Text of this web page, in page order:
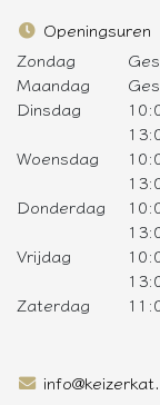
Openingsuren
Zondag
Maandag
Dinsdag
Woensdag
Donderdag
Vrijdag
Zaterdag